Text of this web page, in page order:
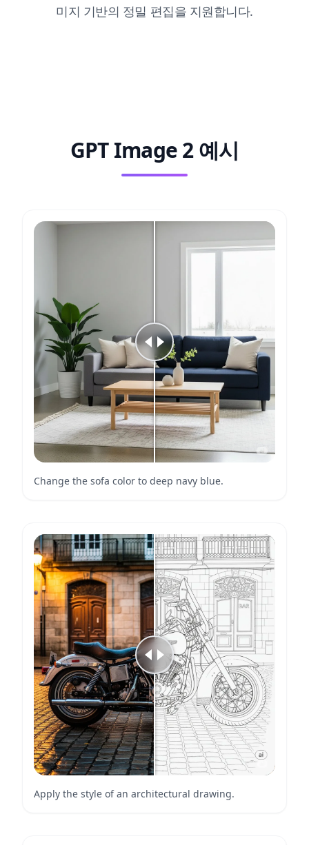
미지 기반의 정밀 편집을 지원합니다.
GPT Image 2 예시
Change the sofa color to deep navy blue.
Apply the style of an architectural drawing.